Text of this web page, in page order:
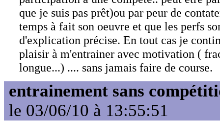
que je suis pas prêt)ou par peur de
temps à fait son oeuvre et que les perfs
d'explication précise. En tout cas je
plaisir à m'entrainer avec motivation (
longue...) .... sans jamais faire de course.
entrainement sans
le 03/06/10 à 13:55:51